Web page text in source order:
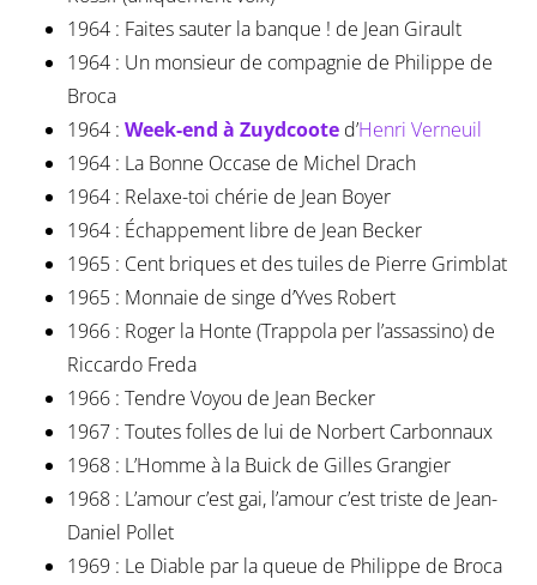
1964 : Faites sauter la banque ! de Jean Girault
1964 : Un monsieur de compagnie de Philippe de
Broca
1964 : Week-end à Zuydcooted’Henri Verneuil
1964 : La Bonne Occase de Michel Drach
1964 : Relaxe-toi chérie de Jean Boyer
1964 : Échappement libre de Jean Becker
1965 : Cent briques et des tuiles de Pierre Grimblat
1965 : Monnaie de singe d’Yves Robert
1966 : Roger la Honte (Trappola per l’assassino) de
Riccardo Freda
1966 : Tendre Voyou de Jean Becker
1967 : Toutes folles de lui de Norbert Carbonnaux
1968 : L’Homme à la Buick de Gilles Grangier
1968 : L’amour c’est gai, l’amour c’est triste de Jean-
Daniel Pollet
1969 : Le Diable par la queue de Philippe de Broca